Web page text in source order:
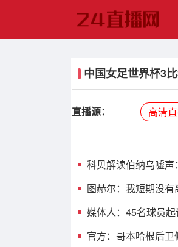
中国女足世界杯3
直播源： 高清
科贝解读伯纳乌嘘
图赫尔：我短期没
媒体人：45名球员
官方：哥本哈根后